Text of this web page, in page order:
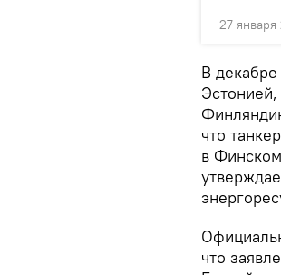
27
В
что
в
что